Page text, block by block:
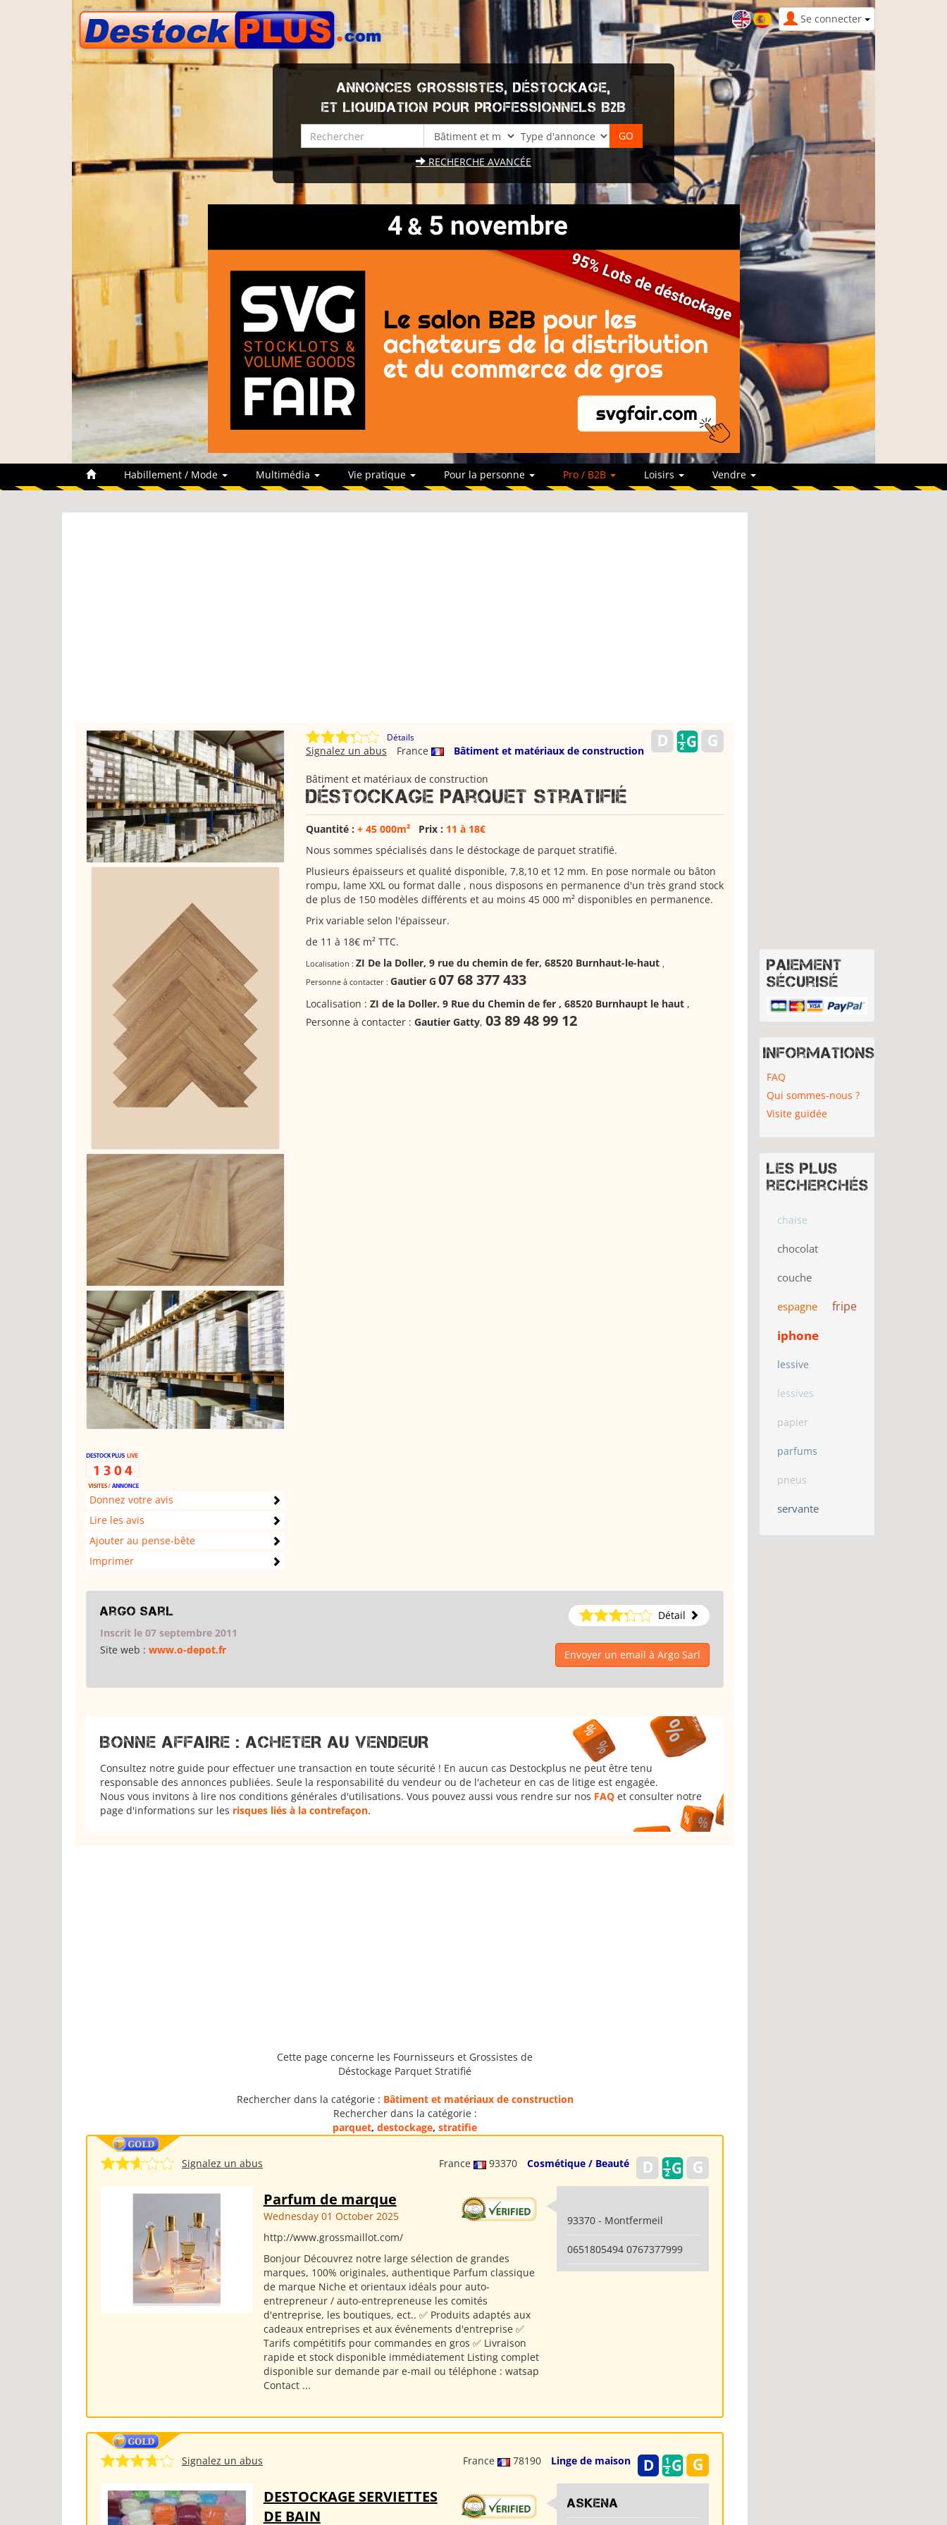
Se connecter
ANNONCES GROSSISTES, DÉSTOCKAGE,
ET LIQUIDATION POUR PROFESSIONNELS B2B
RECHERCHE AVANCÉE
Habillement / Mode Multimédia Vie pratique Pour la personne Pro / B2B Loisirs Vendre
Donnez votre avis
Lire les avis
Ajouter au pense-bête
Imprimer
Détails
France Bâtiment et matériaux de construction
Signalez un abus
Bâtiment et matériaux de construction
Déstockage Parquet Stratifié
Quantité : + 45 000m²Prix : 11 à 18€
Nous sommes spécialisés dans le déstockage de parquet stratifié.
Plusieurs épaisseurs et qualité disponible, 7,8,10 et 12 mm. En pose normale ou bâton
rompu, lame XXL ou format dalle , nous disposons en permanence d'un très grand stock
de plus de 150 modèles différents et au moins 45 000 m² disponibles en permanence.
Prix variable selon l'épaisseur.
de 11 à 18€ m² TTC.
Localisation : ZI De la Doller, 9 rue du chemin de fer, 68520 Burnhaut-le-haut ,
Personne à contacter : Gautier G 07 68 377 433
Localisation : ZI de la Doller. 9 Rue du Chemin de fer , 68520 Burnhaupt le haut ,
Personne à contacter : Gautier Gatty, 03 89 48 99 12
Argo Sarl
Détail
Inscrit le 07 septembre 2011
Site web : www.o-depot.fr Envoyer un email à Argo Sarl
BONNE AFFAIRE : ACHETER AU VENDEUR
Consultez notre guide pour effectuer une transaction en toute sécurité ! En aucun cas Destockplus ne peut être tenu
responsable des annonces publiées. Seule la responsabilité du vendeur ou de l'acheteur en cas de litige est engagée.
Nous vous invitons à lire nos conditions générales d'utilisations. Vous pouvez aussi vous rendre sur nos FAQ et consulter notre
page d'informations sur les risques liés à la contrefaçon.
Cette page concerne les Fournisseurs et Grossistes de
Déstockage Parquet Stratifié
Rechercher dans la catégorie : Bâtiment et matériaux de construction
Rechercher dans la catégorie :
parquet, destockage, stratifie
France 93370 Cosmétique / Beauté
Signalez un abus
Parfum de marque
Wednesday 01 October 2025
http://www.grossmaillot.com/
Bonjour Découvrez notre large sélection de grandes
marques, 100% originales, authentique Parfum classique
de marque Niche et orientaux idéals pour auto-
entrepreneur / auto-entrepreneuse les comités
d'entreprise, les boutiques, ect.. ✅ Produits adaptés aux
cadeaux entreprises et aux événements d'entreprise ✅
Tarifs compétitifs pour commandes en gros ✅ Livraison
rapide et stock disponible immédiatement Listing complet
disponible sur demande par e-mail ou téléphone : watsap
Contact ...
93370 - Montfermeil
0651805494 0767377999
France 78190 Linge de maison
Signalez un abus
DESTOCKAGE SERVIETTES
DE BAIN
ASKENA
Paiement
sécurisé
Informations
FAQ
Qui sommes-nous ?
Visite guidée
Les plus
recherchés
chaise
chocolat
couche
espagne fripe
iphone
lessive
lessives
papier
parfums
pneus
servante